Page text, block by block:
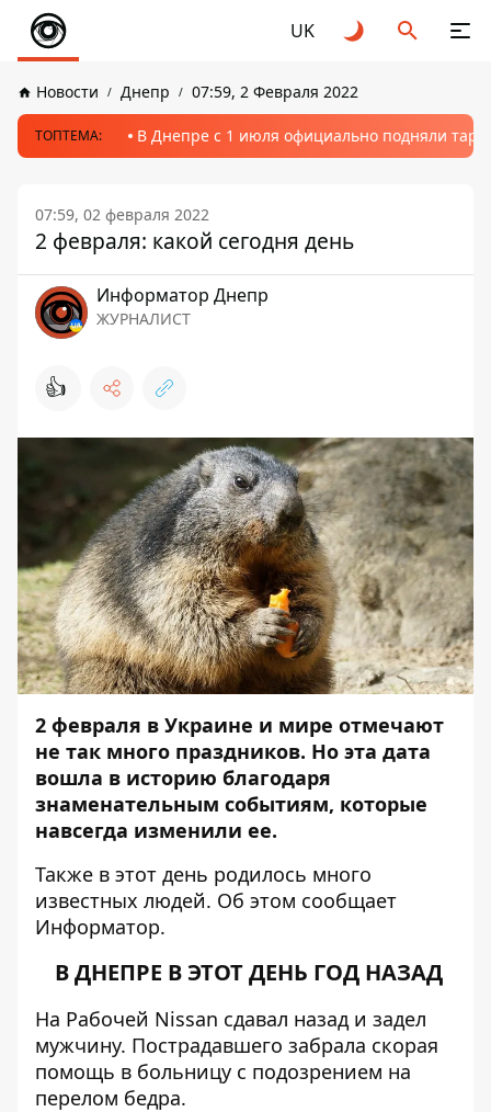
UK
Новости Днепр 07:59, 2 Февраля 2022
ТОПТЕМА: В Днепре с 1 июля официально подняли
07:59, 02 февраля 2022
2 февраля: какой сегодня день
Информатор Днепр
ЖУРНАЛИСТ
👍
2 февраля в Украине и мире отмечают
не так много праздников. Но эта дата
вошла в историю благодаря
знаменательным событиям, которые
навсегда изменили ее.
Также в этот день родилось много
известных людей. Об этом сообщает
Информатор.
В ДНЕПРЕ В ЭТОТ ДЕНЬ ГОД НАЗАД
На Рабочей Nissan сдавал назад и задел
мужчину. Пострадавшего забрала скорая
помощь в больницу с подозрением на
перелом бедра.